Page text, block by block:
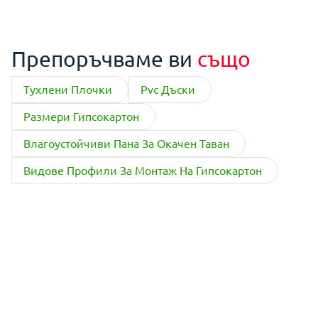
Препоръчваме ви също
Тухлени Плочки
Pvc Дъски
Размери Гипсокартон
Влагоустойчиви Пана За Окачен Таван
Видове Профили За Монтаж На Гипсокартон